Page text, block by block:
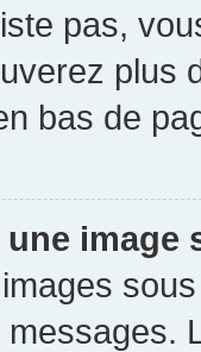
pas,
plus
bas de
image